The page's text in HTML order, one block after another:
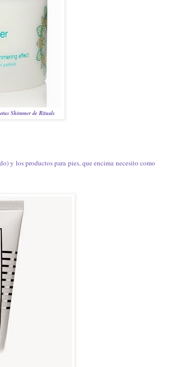
Shimmer de Rituals
y los productos para pies, que encima necesito como